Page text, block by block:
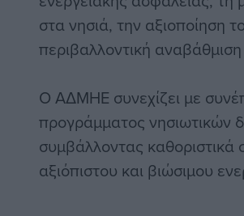
στα νησιά, την αξιοποίηση
περιβαλλοντική
Ο ΑΔΜΗΕ συνεχίζει με
προγράμματος νησιωτικών
συμβάλλοντας
αξιόπιστου και βιώσιμου